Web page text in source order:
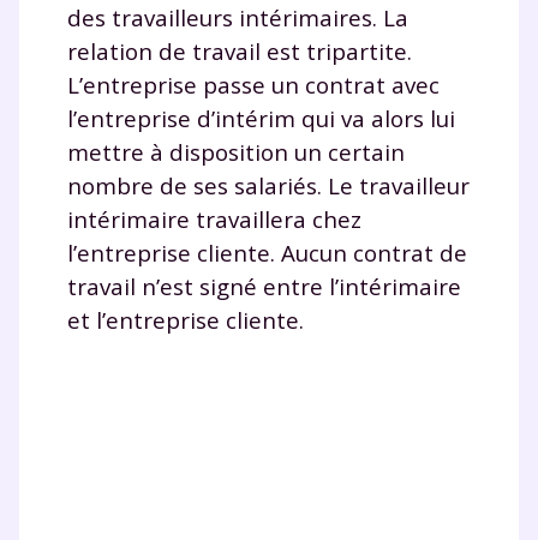
des travailleurs intérimaires. La
relation de travail est tripartite.
L’entreprise passe un contrat avec
l’entreprise d’intérim qui va alors lui
mettre à disposition un certain
nombre de ses salariés. Le travailleur
intérimaire travaillera chez
l’entreprise cliente. Aucun contrat de
travail n’est signé entre l’intérimaire
et l’entreprise cliente.